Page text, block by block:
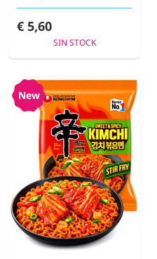
€ 5,60
SIN STOCK
New